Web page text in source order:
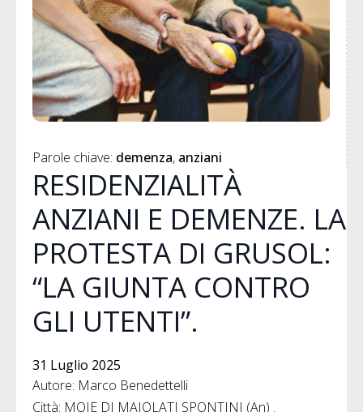
Parole chiave: demenza anziani
RESIDENZIALITÀ
ANZIANI E DEMENZE. LA
PROTESTA DI GRUSOL:
“LA GIUNTA CONTRO
GLI UTENTI”.
31 Luglio 2025
Autore: Marco Benedettelli
Città: MOIE DI MAIOLATI SPONTINI (An) .